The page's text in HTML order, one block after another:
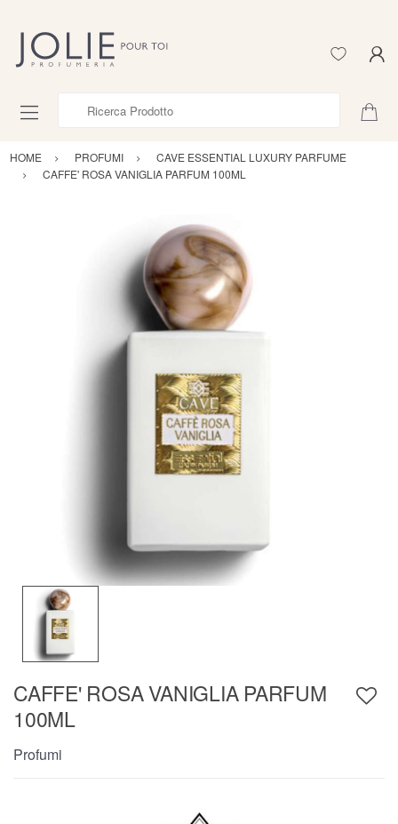
HOME PROFUMI
CAVE ESSENTIAL LUXURY PARFUME
CAFFE' ROSA VANIGLIA PARFUM 100ML
CAFFE' ROSA VANIGLIA PARFUM
100ML
Profumi